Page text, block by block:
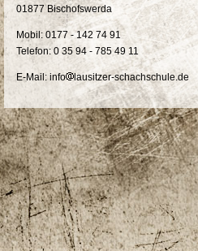
01877 Bischofswerda
Mobil: 0177 - 142 74 91
Telefon: 0 35 94 - 785 49 11
E-Mail: info lausitzer-schachschule.de